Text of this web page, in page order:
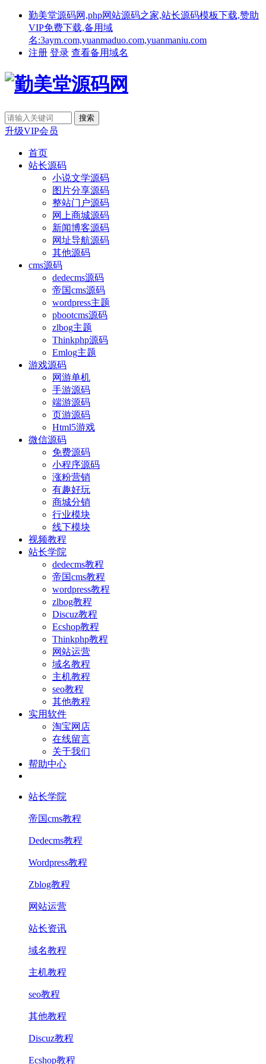
勤美堂源码网,php网站源码之家,站长源码模板下载,赞助
VIP免费下载,备用域
名:3aym.com,yuanmaduo.com,yuanmaniu.com
注册 登录 查看备用域名
升级VIP会员
首页
站长源码
小说文学源码
图片分享源码
整站门户源码
网上商城源码
新闻博客源码
网址导航源码
其他源码
cms源码
dedecms源码
帝国cms源码
wordpress主题
pbootcms源码
zlbog主题
Thinkphp源码
Emlog主题
游戏源码
网游单机
手游源码
端游源码
页游源码
Html5游戏
微信源码
免费源码
小程序源码
涨粉营销
有趣好玩
商城分销
行业模块
线下模块
视频教程
站长学院
dedecms教程
帝国cms教程
wordpress教程
zlbog教程
Discuz教程
Ecshop教程
Thinkphp教程
网站运营
域名教程
主机教程
seo教程
其他教程
实用软件
淘宝网店
在线留言
关于我们
帮助中心
站长学院
帝国cms教程
Dedecms教程
Wordpress教程
Zblog教程
网站运营
站长资讯
域名教程
主机教程
seo教程
其他教程
Discuz教程
Ecshop教程